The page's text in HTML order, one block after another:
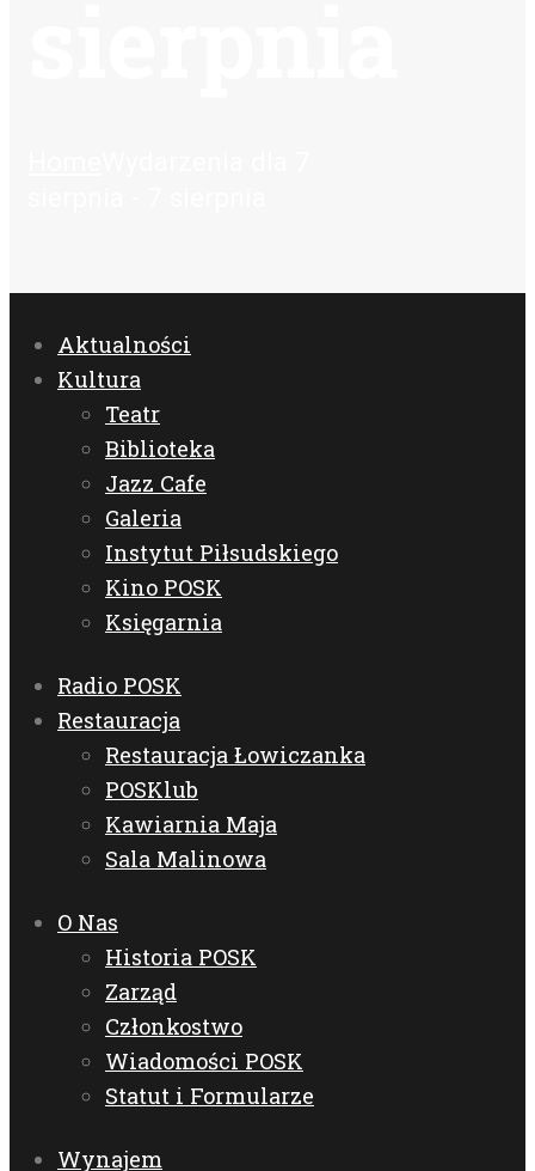
Aktualności
Kultura
Teatr
Biblioteka
Jazz Cafe
Galeria
Instytut Piłsudskiego
Kino POSK
Księgarnia
Radio POSK
Restauracja
Restauracja Łowiczanka
POSKlub
Kawiarnia Maja
Sala Malinowa
O Nas
Historia POSK
Zarząd
Członkostwo
Wiadomości POSK
Statut i Formularze
Wynajem